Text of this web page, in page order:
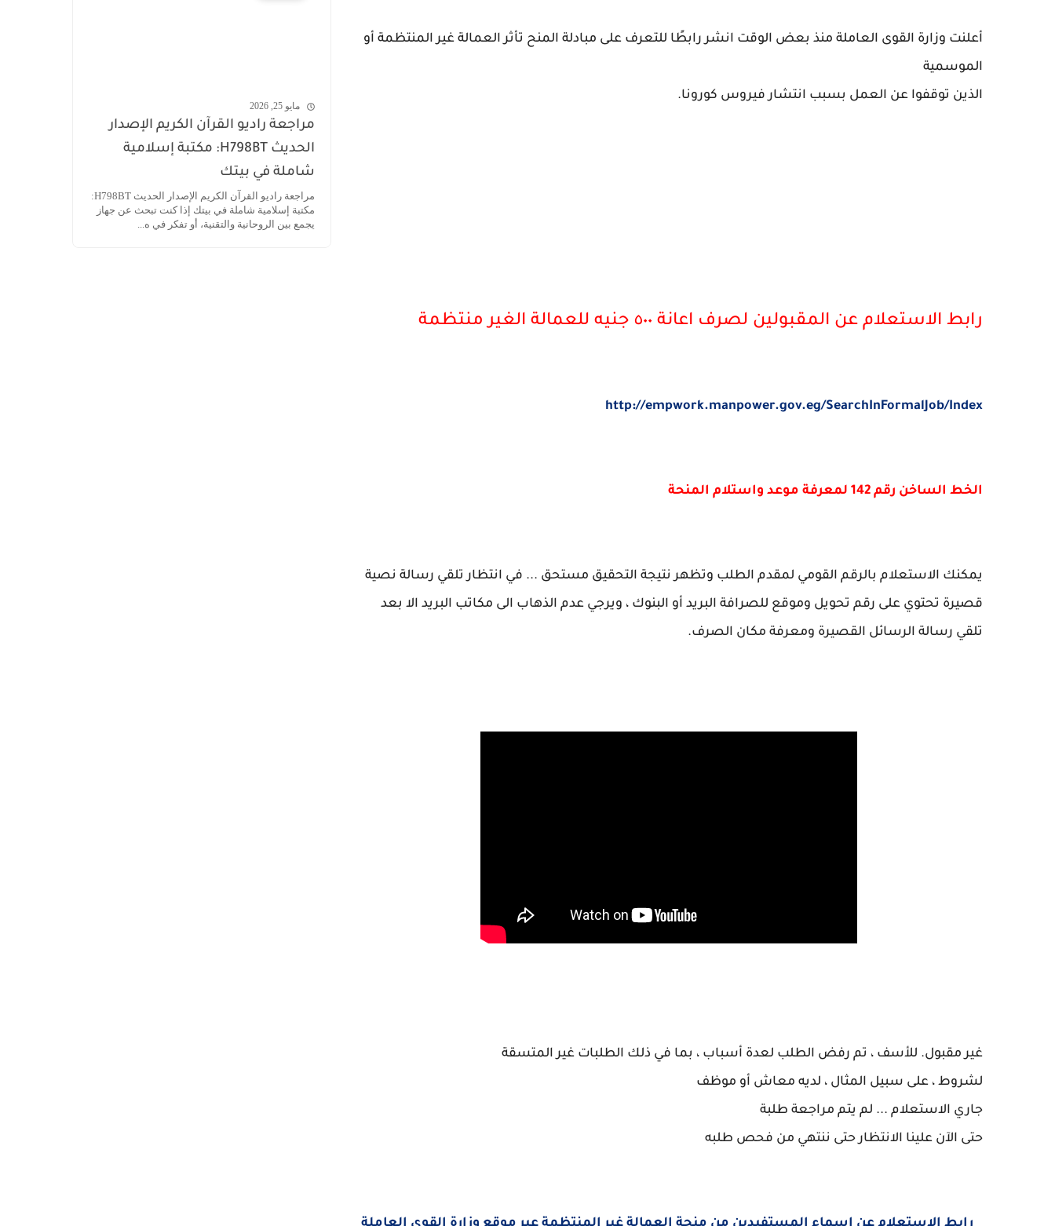
أعلنت وزارة القوى العاملة منذ بعض الوقت انشر رابطًا للتعرف على مبادلة المنح تأثر العمالة غير المنتظمة أو
الموسمية
الذين توقفوا عن العمل بسبب انتشار فيروس كورونا.
رابط الاستعلام عن المقبولين لصرف اعانة ٥٠٠ جنيه للعمالة الغير منتظمة
http://empwork.manpower.gov.eg/SearchInFormalJob/Index
الخط الساخن رقم 142 لمعرفة موعد واستلام المنحة
يمكنك الاستعلام بالرقم القومي لمقدم الطلب وتظهر نتيجة التحقيق مستحق ... في انتظار تلقي رسالة نصية
قصيرة تحتوي على رقم تحويل وموقع للصرافة البريد أو البنوك ، ويرجي عدم الذهاب الى مكاتب البريد الا بعد
تلقي رسالة الرسائل القصيرة ومعرفة مكان الصرف.
غير مقبول. للأسف ، تم رفض الطلب لعدة أسباب ، بما في ذلك الطلبات غير المتسقة
لشروط ، على سبيل المثال ، لديه معاش أو موظف
جاري الاستعلام ... لم يتم مراجعة طلبة
حتى الآن علينا الانتظار حتى ننتهي من فحص طلبه
مايو 25, 2026
مراجعة راديو القرآن الكريم الإصدار
الحديث H798BT: مكتبة إسلامية
شاملة في بيتك
مراجعة راديو القرآن الكريم الإصدار الحديث H798BT:
مكتبة إسلامية شاملة في بيتك إذا كنت تبحث عن جهاز
يجمع بين الروحانية والتقنية، أو تفكر في ه...